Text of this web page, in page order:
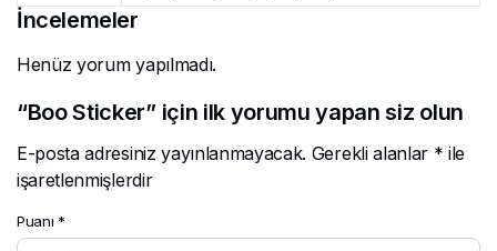
İncelemeler
Henüz yorum yapılmadı.
“Boo Sticker” için ilk yorumu yapan siz olun
E-posta adresiniz yayınlanmayacak. Gerekli alanlar * ile
işaretlenmişlerdir
Puanı *